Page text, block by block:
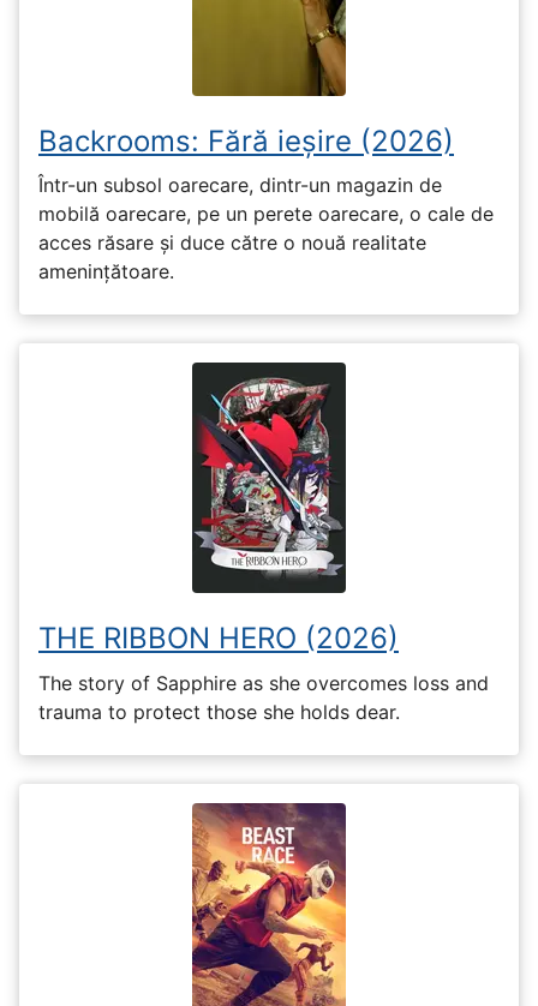
Backrooms: Fără ieșire (2026)
Într-un subsol oarecare, dintr-un magazin de
mobilă oarecare, pe un perete oarecare, o cale de
acces răsare și duce către o nouă realitate
amenințătoare.
THE RIBBON HERO (2026)
The story of Sapphire as she overcomes loss and
trauma to protect those she holds dear.